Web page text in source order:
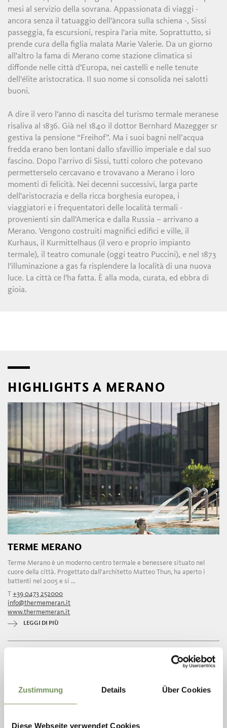
Zustimmung Details Über Cookies
Diese Webseite verwendet Cookies
mesi al servizio della sovrana. Appassionata di viaggi -
ancora senza il tatuaggio dell'àncora sulla schiena -, Sissi
passeggia, fa escursioni, respira l'aria mite. Soprattutto, si
prende cura della figlia malata Marie Valerie. Da un giorno
all'altro la fama di Merano come stazione climatica si
diffonde nelle città d'Europa, nei castelli e nelle tenute
dell'élite aristocratica. Il suo nome si consolida nei salotti
buoni.
A dire il vero l'anno di nascita del turismo termale meranese
risaliva al 1836. Già nel 1840 il dottor Bernhard Mazegger sr
gestiva la pensione “Freihof”. Ma i suoi bagni nell’acqua
fredda erano ben lontani dallo sfavillio imperiale e dal suo
fascino. Dopo l’arrivo di Sissi, tutti coloro che potevano
permetterselo cercavano e trovavano a Merano i loro
momenti di felicità. Nei decenni successivi, larga parte
dell'aristocrazia e della ricca borghesia europea, i
viaggiatori e i frequentatori delle località termali -
provenienti sin dall'America e dalla Russia – arrivano a
Merano. Vengono costruiti magnifici edifici e ville, il
Kurhaus, il Kurmittelhaus (il vero e proprio impianto
termale), il teatro comunale (oggi teatro Puccini), e nel 1873
l'illuminazione a gas fa risplendere la località di una nuova
luce. La città ce l'ha fatta. È alla moda, curata, ed ebbra di
gioia.
HIGHLIGHTS A MERANO
TERME MERANO
Terme Merano è un moderno centro termale e benessere situato nel
cuore della città. Progettato dall'architetto Matteo Thun, ha aperto i
battenti nel 2005 e si ...
T+39 0473 252000
info@thermemeran.it
www.thermemeran.it
LEGGI DI PIÙ